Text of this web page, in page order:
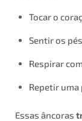
Tocar o
Sentir os
Respirar
Repetir uma
Essas âncoras